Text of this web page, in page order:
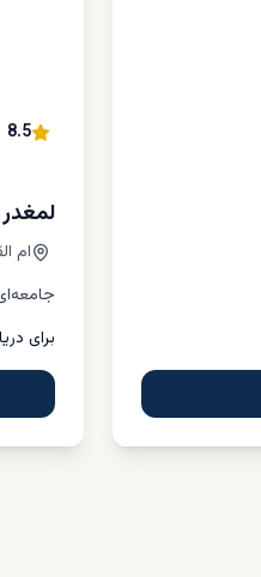
منطقه برای
با ترکیب جالبی از بافت
است. قیمت ویلاها در این
نزدیکی به ساحل، امکانات
8.5
لمغدر
ام
برای